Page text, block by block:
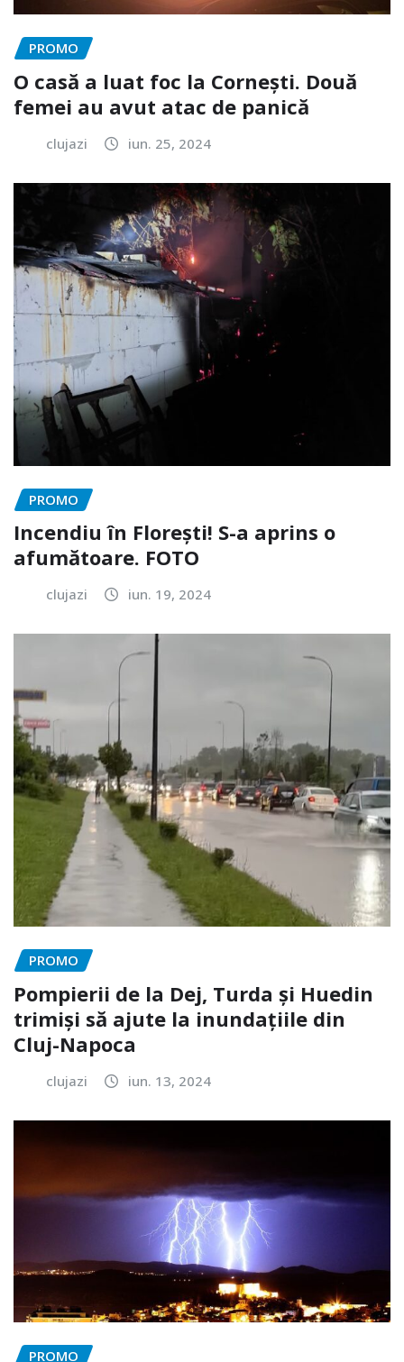
PROMO
O casă a luat foc la Cornești. Două
femei au avut atac de panică
clujazi iun. 25, 2024
PROMO
Incendiu în Florești! S-a aprins o
afumătoare. FOTO
clujazi iun. 19, 2024
PROMO
Pompierii de la Dej, Turda și Huedin
trimiși să ajute la inundațiile din
Cluj-Napoca
clujazi iun. 13, 2024
PROMO